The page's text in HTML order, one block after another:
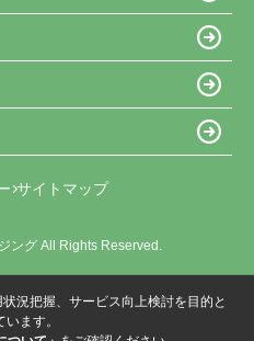
サイトマップ
ング All Rights Reserved.
況把握、サービス向上検討を目的と
ます。